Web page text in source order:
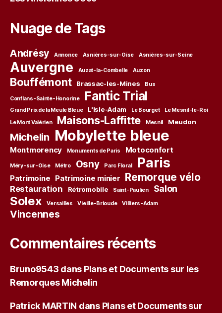
Nuage de Tags
Andrésy Annonce Asnières-sur-Oise Asnières-sur-Seine
Auvergne Auzat-la-Combelle Auzon
Bouffémont Brassac-les-Mines Bus
Conflans-Sainte-Honorine Fantic Trial
Grand Prix de la Meule Bleue L'Isle-Adam Le Bourget
Le Mesnil-le-Roi
Le Mont Valérien
Maisons-Laffitte Mesnil Meudon
Michelin Mobylette bleue
Montmorency Monuments de Paris Motoconfort
Méry-sur-Oise Métro Osny Parc Floral Paris
Patrimoine Patrimoine minier Remorque vélo
Restauration Rétromobile Saint-Paulien Salon
Solex Versailles Vieille-Brioude Villiers-Adam
Vincennes
Commentaires récents
Bruno9543 dans Plans et Documents sur les
Remorques Michelin
Patrick MARTIN dans Plans et Documents sur